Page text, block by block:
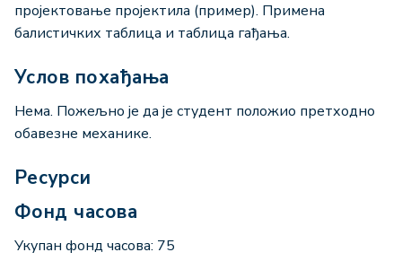
пројектовање пројектила (пример). Примена
балистичких таблица и таблица гађања.
Услов похађања
Нема. Пожељно је да је студент положио претходно
обавезне механике.
Ресурси
Фонд часова
Укупан фонд часова: 75